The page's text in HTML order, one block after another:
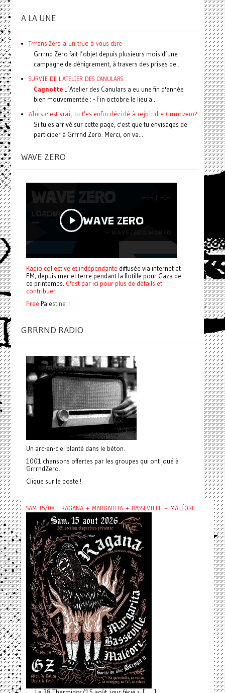
A LA UNE
Trrrans Zero a un truc à vous dire
Grrrnd Zero fait l’objet depuis plusieurs mois d’une
campagne de dénigrement, à travers des prises de...
SURVIE DE L'ATELIER DES CANULARS
CagnotteL’Atelier des Canulars a eu une fin d'année
bien mouvementée : - Fin octobre le lieu a...
Alors c'est vrai, tu t'es enfin décidé à rejoindre Grrrndzero?
Si tu es arrivé sur cette page, c'est que tu envisages de
participer à Grrrnd Zero. Merci, on va...
WAVE ZERO
Radio collective et indépendante diffusée via internet et
FM, depuis mer et terre pendant la flotille pour Gaza de
ce printemps. C'est par ici pour plus de détails et
contribuer !
Free Palestine !
GRRRND RADIO
Un arc-en-ciel planté dans le béton.
1001 chansons offertes par les groupes qui ont joué à
GrrrndZero.
Clique sur le poste !
SAM 15/08 : RAGANA + MARGARITA + BASSEVILLE + MALÉORE